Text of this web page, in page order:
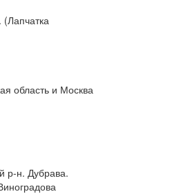
область и Москва
р-н. Дубрава.